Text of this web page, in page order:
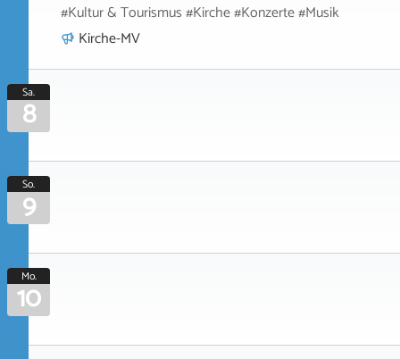
#Kultur & Tourismus #Kirche #Konzerte #Musik
Kirche-MV
Sa.
8
So.
9
Mo.
10